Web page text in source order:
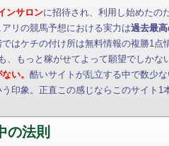
ンサロンに招待され、利用し始めたの
リの競馬予想における実力は過去最
はケチの付け所は無料情報の複勝1点
、もっと稼がせてよって願望でしかな
ない。酷いサイトが乱立する中で数少
印象。正直この感じならこのサイト1
の法則